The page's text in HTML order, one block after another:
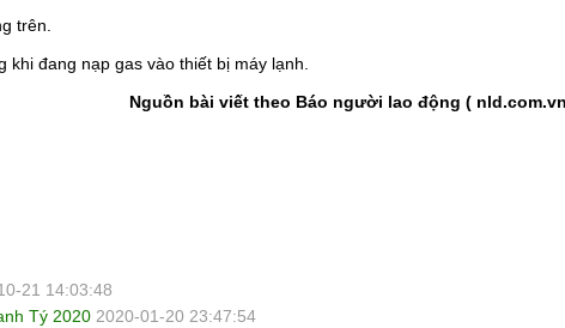
trên.
đang nạp gas vào thiết bị máy lạnh.
Nguồn bài viết theo Báo người lao động (
21 14:03:48
Tý 2020 2020-01-20 23:47:54